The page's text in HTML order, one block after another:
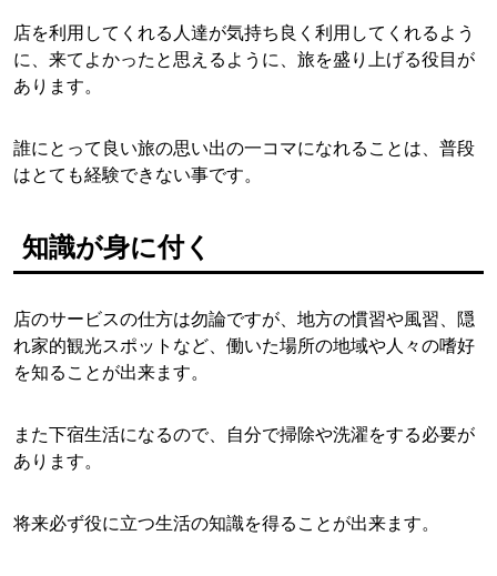
店を利用してくれる人達が気持ち良く利用してくれるよう
に、来てよかったと思えるように、旅を盛り上げる役目が
あります。
誰にとって良い旅の思い出の一コマになれることは、普段
はとても経験できない事です。
知識が身に付く
店のサービスの仕方は勿論ですが、地方の慣習や風習、隠
れ家的観光スポットなど、働いた場所の地域や人々の嗜好
を知ることが出来ます。
また下宿生活になるので、自分で掃除や洗濯をする必要が
あります。
将来必ず役に立つ生活の知識を得ることが出来ます。